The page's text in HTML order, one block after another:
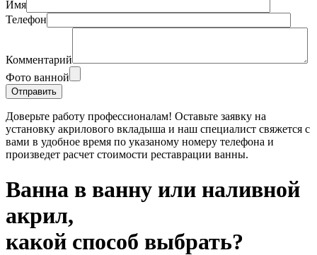
Имя
Телефон
Комментарий
Фото ванной
Доверьте работу профессионалам! Оставьте заявку на
установку акрилового вкладыша и наш специалист свяжется с
вами в удобное время по указаному номеру телефона и
произведет расчет стоимости реставрации ванны.
Ванна в ванну или наливной
акрил,
какой способ выбрать?